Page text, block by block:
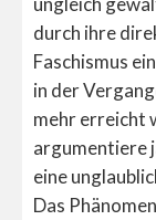
durch ihre
Faschismus
in der
mehr erreicht
argumentiere
eine
Das